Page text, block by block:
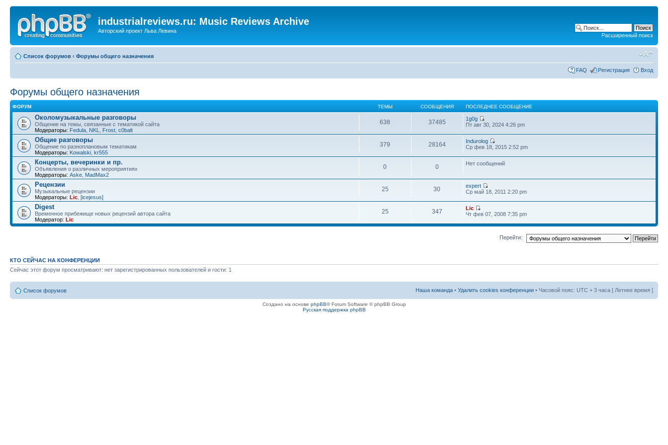
industrialreviews.ru: Music Reviews Archive
Авторский проект Льва Левина
Расширенный поиск
Список форумов ‹ Форумы общего назначения
FAQ Регистрация Вход
Форумы общего назначения
ФОРУМ ТЕМЫ СООБЩЕНИЯ ПОСЛЕДНЕЕ СООБЩЕНИЕ
Околомузыкальные разговоры
Общение на темы, связанные с тематикой сайта
Модераторы: Fedula NKL Frost c0balt
638 37485
1g0g
Пт авг 30, 2024 4:26 pm
Общие разговоры
Общение по разноплановым тематикам
Модераторы: Kowalski kr555
379 28164
Indurolog
Ср фев 18, 2015 2:52 pm
Концерты, вечеринки и пр.
Объявления о различных мероприятиях
Модераторы: Aske MadMax2
0 0 Нет сообщений
Рецензии
Музыкальные рецензии
Модераторы: Lic [icejesus]
25 30
expert
Ср май 18, 2011 2:20 pm
Digest
Временное прибежище новых рецензий автора сайта
Модератор: Lic
25 347
Lic
Чт фев 07, 2008 7:35 pm
Перейти:
КТО СЕЙЧАС НА КОНФЕРЕНЦИИ
Сейчас этот форум просматривают: нет зарегистрированных пользователей и гости: 1
Список форумов Наша команда • Удалить cookies конференции • Часовой пояс: UTC + 3 часа [ Летнее время ]
Создано на основе phpBB® Forum Software © phpBB Group
Русская поддержка phpBB